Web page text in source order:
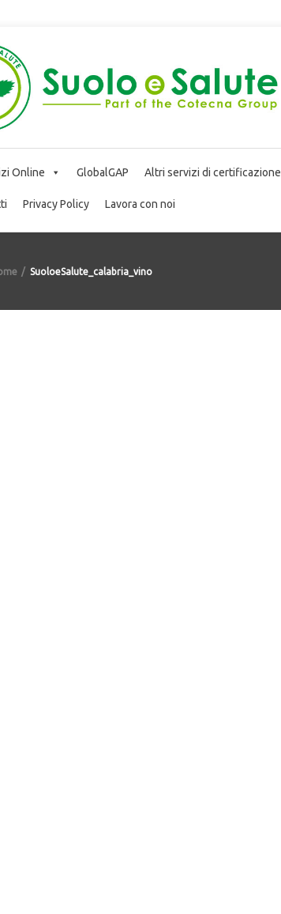
Online GlobalGAP Altri servizi di certificazione
Privacy Policy Lavora con noi
SuoloeSalute_calabria_vino